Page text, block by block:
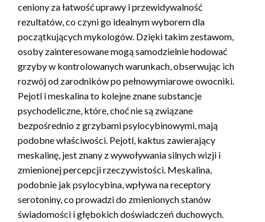
ceniony za łatwość uprawy i przewidywalność
rezultatów, co czyni go idealnym wyborem dla
początkujących mykologów. Dzięki takim zestawom,
osoby zainteresowane mogą samodzielnie hodować
grzyby w kontrolowanych warunkach, obserwując ich
rozwój od zarodników po pełnowymiarowe owocniki.
Pejotl i meskalina to kolejne znane substancje
psychodeliczne, które, choć nie są związane
bezpośrednio z grzybami psylocybinowymi, mają
podobne właściwości. Pejotl, kaktus zawierający
meskalinę, jest znany z wywoływania silnych wizji i
zmienionej percepcji rzeczywistości. Meskalina,
podobnie jak psylocybina, wpływa na receptory
serotoniny, co prowadzi do zmienionych stanów
świadomości i głębokich doświadczeń duchowych.